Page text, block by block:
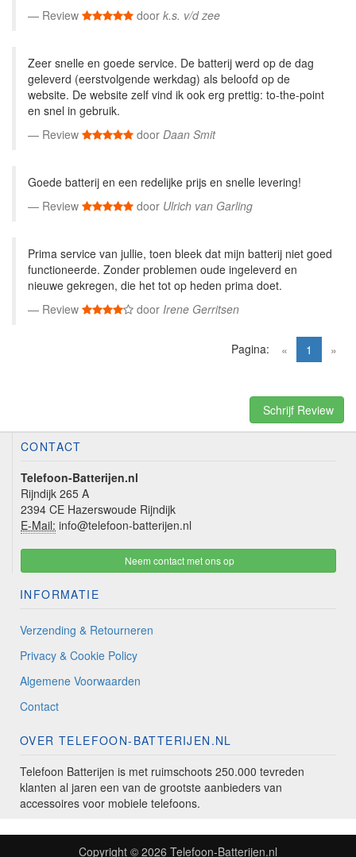
Review
door k.s. v/d zee
Zeer snelle en goede service. De batterij werd op de dag
geleverd (eerstvolgende werkdag) als beloofd op de
website. De website zelf vind ik ook erg prettig: to-the-point
en snel in gebruik.
Review
door Daan Smit
Goede batterij en een redelijke prijs en snelle levering!
Review
door Ulrich van Garling
Prima service van jullie, toen bleek dat mijn batterij niet goed
functioneerde. Zonder problemen oude ingeleverd en
nieuwe gekregen, die het tot op heden prima doet.
Review
door Irene Gerritsen
« 1 (current)
»
Pagina:
Schrijf Review
CONTACT
Telefoon-Batterijen.nl
Rijndijk 265 A
2394 CE Hazerswoude Rijndijk
E-Mail: info@telefoon-batterijen.nl
Neem contact met ons op
INFORMATIE
Verzending & Retourneren
Privacy & Cookie Policy
Algemene Voorwaarden
Contact
OVER TELEFOON-BATTERIJEN.NL
Telefoon Batterijen is met ruimschoots 250.000 tevreden
klanten al jaren een van de grootste aanbieders van
accessoires voor mobiele telefoons.
Copyright © 2026 Telefoon-Batterijen.nl